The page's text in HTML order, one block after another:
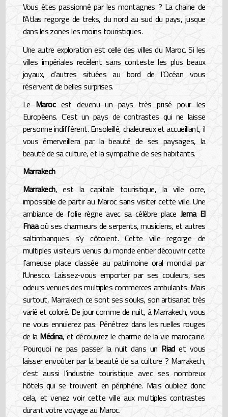
Vous êtes passionné par les montagnes ? La chaine de
l’Atlas regorge de treks, du nord au sud du pays, jusque
dans les zones les moins touristiques.
Une autre exploration est celle des villes du Maroc. Si les
villes impériales recèlent sans conteste les plus beaux
joyaux, d’autres situées au bord de l’Océan vous
réservent de belles surprises.
Le Marocest devenu un pays très prisé pour les
Européens. C’est un pays de contrastes qui ne laisse
personne indifférent. Ensoleillé, chaleureux et accueillant, il
vous émerveillera par la beauté de ses paysages, la
beauté de sa culture, et la sympathie de ses habitants.
Marrakech
Marrakech, est la capitale touristique, la ville ocre,
impossible de partir au Maroc sans visiter cette ville. Une
ambiance de folie règne avec sa célèbre place Jema El
Fnaaoù ses charmeurs de serpents, musiciens, et autres
saltimbanques s’y côtoient. Cette ville regorge de
multiples visiteurs venus du monde entier découvrir cette
fameuse place classée au patrimoine oral mondial par
l’Unesco. Laissez-vous emporter par ses couleurs, ses
odeurs venues des multiples commerces ambulants. Mais
surtout, Marrakech ce sont ses souks, son artisanat très
varié et coloré. De jour comme de nuit, à Marrakech, vous
ne vous ennuierez pas. Pénétrez dans les ruelles rouges
de la Médina, et découvrez le charme de la vie marocaine.
Pourquoi ne pas passer la nuit dans un Riadet vous
laisser envoûter par la beauté de sa culture ? Marrakech,
c’est aussi l’industrie touristique avec ses nombreux
hôtels qui se trouvent en périphérie. Mais oubliez donc
cela, et venez voir cette ville aux multiples contrastes
durant votre voyage au Maroc.